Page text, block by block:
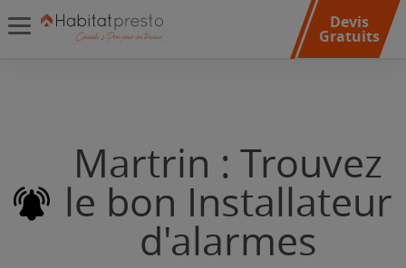
Devis
Gratuits
Martrin : Trouvez
le bon Installateur
d'alarmes